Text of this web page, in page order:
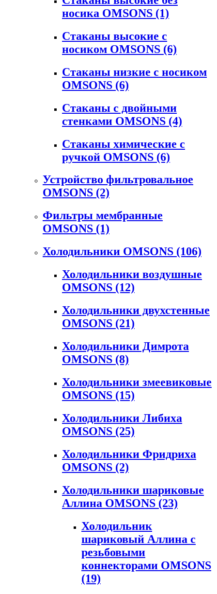
носика OMSONS (1)
Стаканы высокие с
носиком OMSONS (6)
Стаканы низкие с носиком
OMSONS (6)
Стаканы с двойными
стенками OMSONS (4)
Стаканы химические с
ручкой OMSONS (6)
Устройство фильтровальное
OMSONS (2)
Фильтры мембранные
OMSONS (1)
Холодильники OMSONS (106)
Холодильники воздушные
OMSONS (12)
Холодильники двухстенные
OMSONS (21)
Холодильники Димрота
OMSONS (8)
Холодильники змеевиковые
OMSONS (15)
Холодильники Либиха
OMSONS (25)
Холодильники Фридриха
OMSONS (2)
Холодильники шариковые
Аллина OMSONS (23)
Холодильник
шариковый Аллина с
резьбовыми
коннекторами OMSONS
(19)